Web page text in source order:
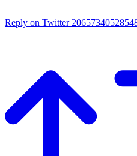
Reply on Twitter